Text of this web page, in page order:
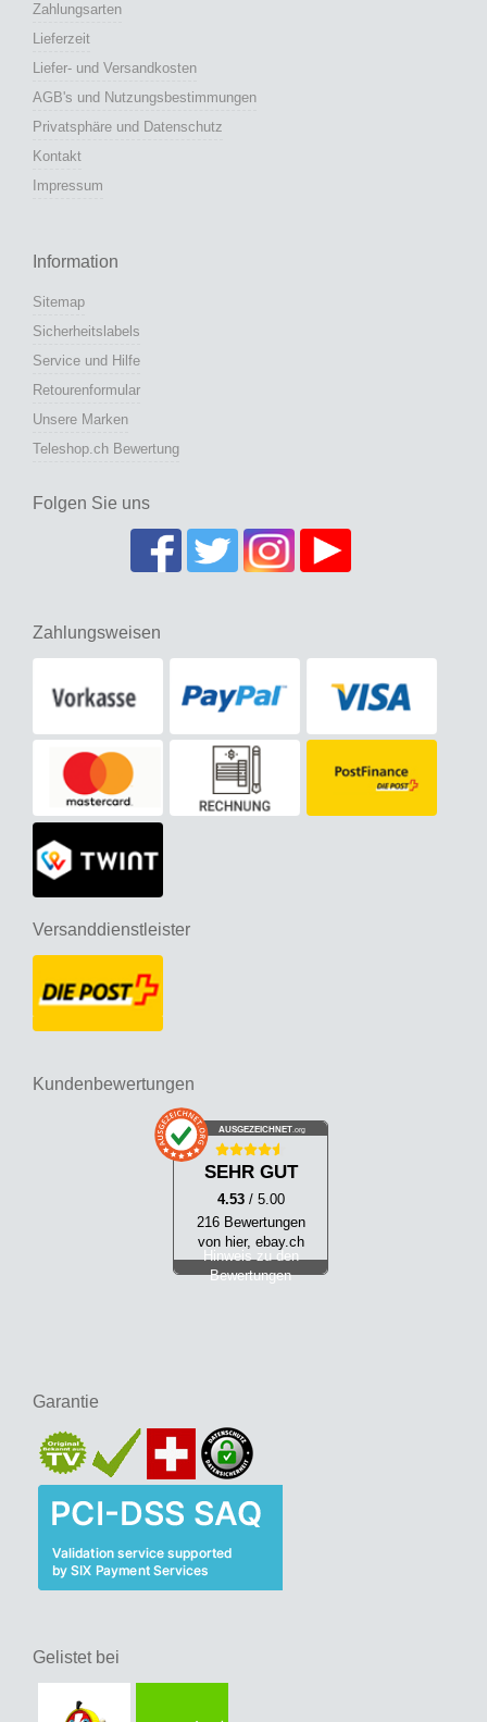
Zahlungsarten
Lieferzeit
Liefer- und Versandkosten
AGB's und Nutzungsbestimmungen
Privatsphäre und Datenschutz
Kontakt
Impressum
Information
Sitemap
Sicherheitslabels
Service und Hilfe
Retourenformular
Unsere Marken
Teleshop.ch Bewertung
Folgen Sie uns
Zahlungsweisen
Versanddienstleister
Kundenbewertungen
AUSGEZEICHNET .org
SEHR GUT
4.53 / 5.00
216 Bewertungen
von hier, ebay.ch
Hinweis zu den
Bewertungen
Garantie
Gelistet bei